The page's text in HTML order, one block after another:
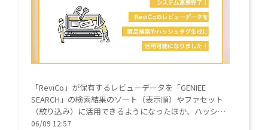
「ReviCo」が保有するレビューデータを「GENIEE
SEARCH」の検索結果のソート（表示順）やファセット
（絞り込み）に活用できるようになったほか、ハッシュ
タグの自動生成機能も拡張した。
06/09 12:57